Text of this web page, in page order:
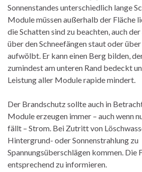
Sonnenstandes unterschiedlich lange
Module müssen außerhalb der Fläche
die Schatten sind zu beachten, auch
über den Schneefängen staut oder
aufwölbt. Er kann einen Berg bilden,
zumindest am unteren Rand bedeckt
Leistung aller Module rapide mindert.
Der Brandschutz sollte auch in
Module erzeugen immer – auch wenn
fällt – Strom. Bei Zutritt von
Hintergrund- oder Sonnenstrahlung zu
Spannungsüberschlägen kommen. Die
entsprechend zu informieren.